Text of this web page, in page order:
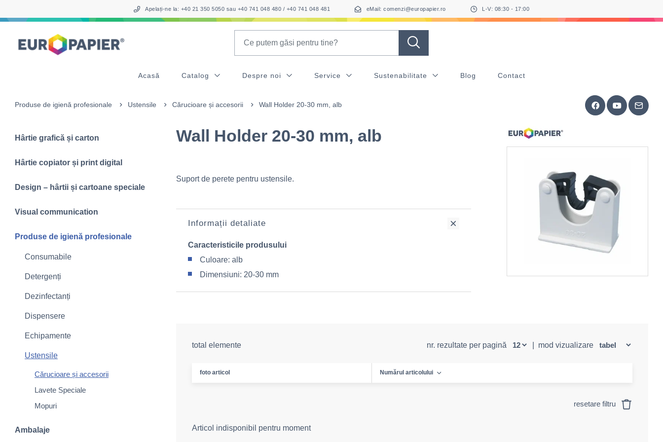
Apelați-ne la: +40 21 350 5050 sau +40 741 048 480 / +40 741 048 481 eMail: comenzi@europapier.ro L-V: 08:30 - 17:00
Acasă Catalog Despre noi Service Sustenabilitate Blog Contact
Produse de igienă profesionale Ustensile Cărucioare și accesorii Wall Holder 20-30 mm, alb
Hârtie grafică și carton
Hârtie copiator și print digital
Design – hârtii și cartoane speciale
Visual communication
Produse de igienă profesionale
Consumabile
Detergenți
Dezinfectanți
Dispensere
Echipamente
Ustensile
Cărucioare și accesorii
Lavete Speciale
Mopuri
Ambalaje
Wall Holder 20-30 mm, alb
Suport de perete pentru ustensile.
Informații detaliate
Caracteristicile produsului
Culoare: alb
Dimensiuni: 20-30 mm
total elemente nr. rezultate per pagină mod vizualizare
foto articol Numărul articolului
resetare filtru
Articol indisponibil pentru moment